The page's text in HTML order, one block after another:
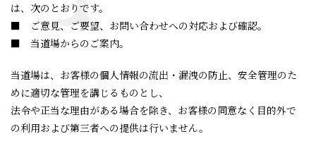
は、次のとおりです。
■ ご意見、ご要望、お問い合わせへの対応および確認。
■ 当道場からのご案内。
当道場は、お客様の個人情報の流出・漏洩の防止、安全管理のた
めに適切な管理を講じるものとし、
法令や正当な理由がある場合を除き、お客様の同意なく目的外で
の利用および第三者への提供は行いません。